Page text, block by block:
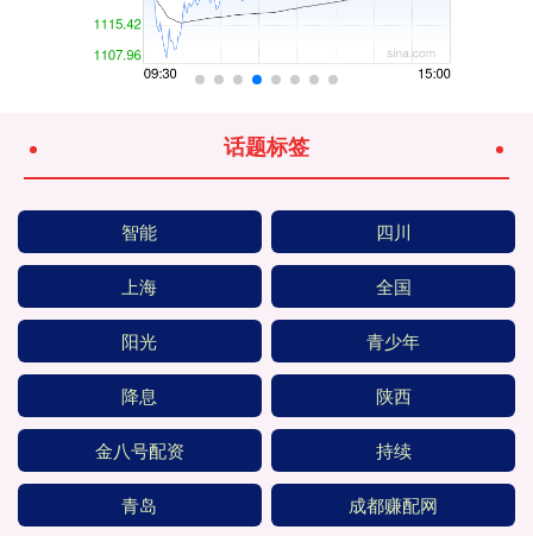
话题标签
智能 四川
上海 全国
阳光 青少年
降息 陕西
金八号配资 持续
青岛 成都赚配网